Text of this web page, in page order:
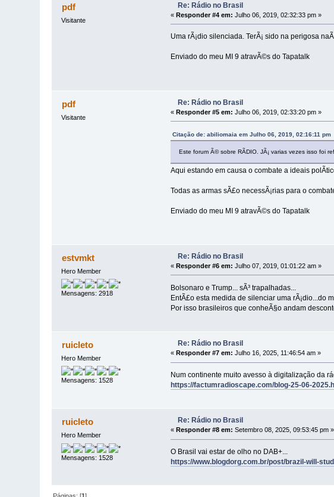
pdf
Visitante
Re: Rádio no Brasil
« Responder #4 em: Julho 06, 2019, 02:32:33 pm »
Uma rÃ¡dio silenciada. TerÃ¡ sido na perigosa
Enviado do meu MI 9 atravÃ©s do Tapatalk
pdf
Visitante
Re: Rádio no Brasil
« Responder #5 em: Julho 06, 2019, 02:33:20 pm »
Citação de: abiliomaia em Julho 06, 2019, 02:16:11 pm
Este forum Ã© sobre RÃDIO. JÃ¡ varias vezes isso foi
Aqui estando em causa o combate a ideais
Todas as armas sÃ£o necessÃ¡rias para o
Enviado do meu MI 9 atravÃ©s do Tapatalk
estvmkt
Hero Member
Mensagens: 2918
Re: Rádio no Brasil
« Responder #6 em: Julho 07, 2019, 01:01:22 am »
Bolsonaro e Trump... sÃ³ trapalhadas...
EntÃ£o esta medida de silenciar uma rÃ¡dio...do
Por isso brasileiros que conheÃ§o andam
ruicleto
Hero Member
Mensagens: 1528
Re: Rádio no Brasil
« Responder #7 em: Julho 16, 2025, 11:46:54 am »
Num continente muito avesso à digitalização da
https://factumradioscape.com/blog-25-06-
ruicleto
Hero Member
Mensagens: 1528
Re: Rádio no Brasil
« Responder #8 em: Setembro 08, 2025, 09:53:45 pm »
O Brasil vai estar de olho no DAB+...
https://www.blogdorg.com.br/post/brazil-will-